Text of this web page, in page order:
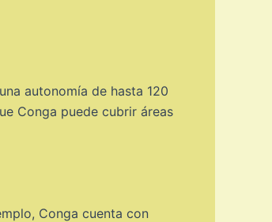
autonomía de hasta 120
Conga puede cubrir áreas
Conga cuenta con